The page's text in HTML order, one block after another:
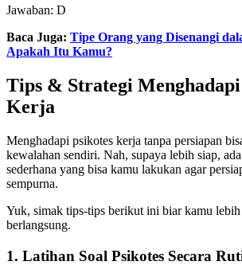
Jawaban: D
Baca Juga: Tipe Orang yang Disenangi
Apakah Itu Kamu?
Tips & Strategi Menghadapi
Kerja
Menghadapi psikotes kerja tanpa persiapan
kewalahan sendiri. Nah, supaya lebih siap,
sederhana yang bisa kamu lakukan agar
sempurna.
Yuk, simak tips-tips berikut ini biar kamu lebih
berlangsung.
1. Latihan Soal Psikotes Secara